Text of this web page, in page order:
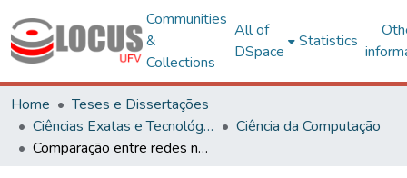
Communities
&
Collections
All of
DSpace
Statistics
Home
Teses e Dissertações
Ciências Exatas e Tecnológicas
Ciência da Computação
Comparação entre redes neurais convolucionais e técnicas de pré-processamento para classificar células HEp-2 em imagens de imunofluorescência